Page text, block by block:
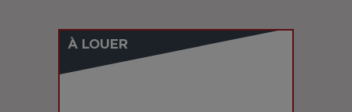
À LOUER